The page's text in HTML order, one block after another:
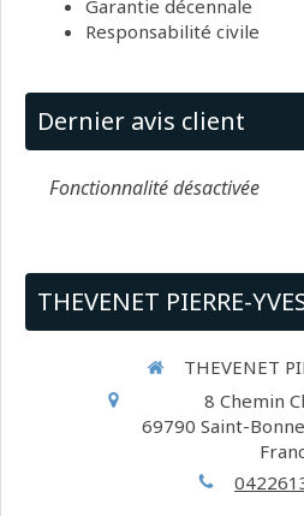
Garantie décennale
Responsabilité civile
Dernier avis client
Fonctionnalité désactivée
THEVENET PIERRE-
THEVENET
8 Chemin
69790 Saint-